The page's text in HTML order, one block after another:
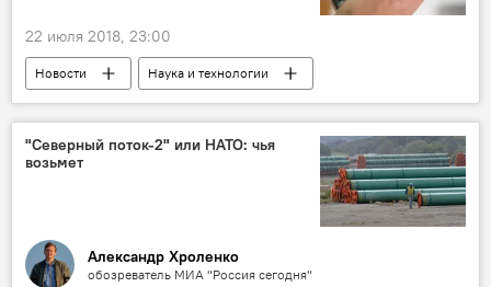
22 июля 2018, 23:00
Новости
Наука и технологии
В мире
iPhone
зарядка
смартфон
"Северный поток-2" или НАТО: чья
возьмет
Александр Хроленко
обозреватель МИА "Россия сегодня"